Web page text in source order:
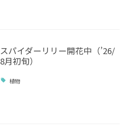
スパイダーリリー開花中（’26/
8月初旬）
植物